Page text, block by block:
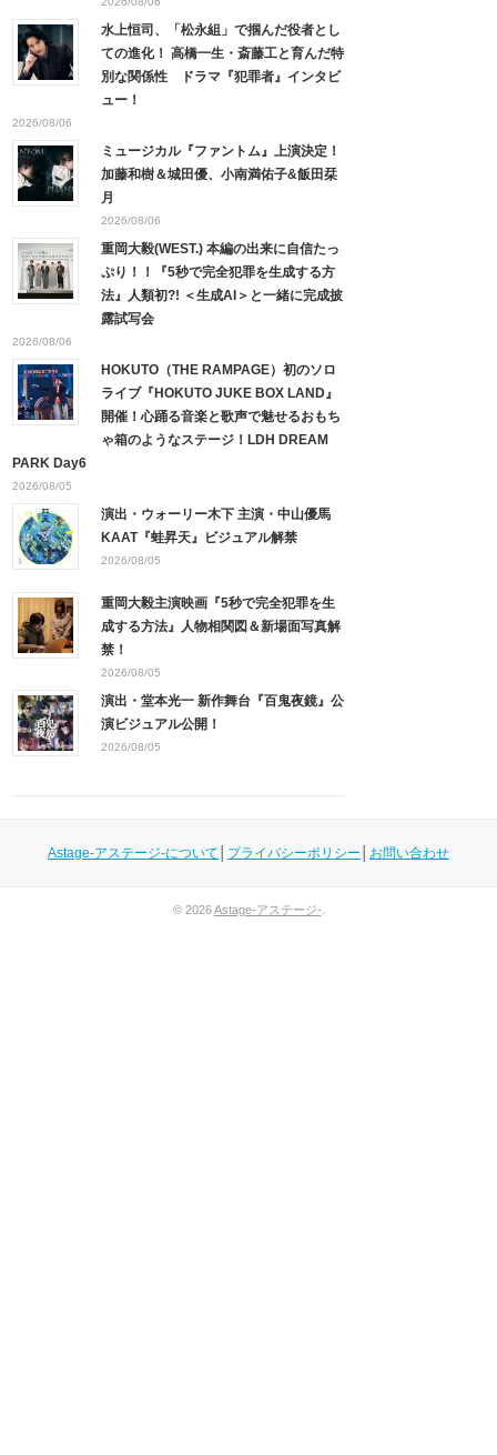
水上恒司、「松永組」で掴んだ役者とし
ての進化！ 高橋一生・斎藤工と育んだ特
別な関係性 ドラマ『犯罪者』インタビ
ュー！
2026/08/06
ミュージカル『ファントム』上演決定！
加藤和樹＆城田優、小南満佑子&飯田栞
月
2026/08/06
重岡大毅(WEST.) 本編の出来に自信たっ
ぷり！！『5秒で完全犯罪を生成する方
法』人類初?! ＜生成AI＞と一緒に完成披
露試写会
2026/08/06
HOKUTO（THE RAMPAGE）初のソロ
ライブ『HOKUTO JUKE BOX LAND』
開催！心踊る音楽と歌声で魅せるおもち
ゃ箱のようなステージ！LDH DREAM
PARK Day6
2026/08/05
演出・ウォーリー木下 主演・中山優馬
KAAT『蛙昇天』ビジュアル解禁
2026/08/05
重岡大毅主演映画『5秒で完全犯罪を生
成する方法』人物相関図＆新場面写真解
禁！
2026/08/05
演出・堂本光一 新作舞台『百鬼夜鏡』公
演ビジュアル公開！
2026/08/05
Astage-アステージ-について プライバシーポリシー お問い合わせ
© 2026Astage-アステージ-